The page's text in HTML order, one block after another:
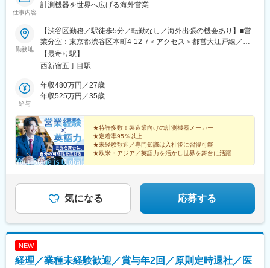
仕事内容
計測機器を世界へ広げる海外営業
勤務地
【渋谷区勤務／駅徒歩5分／転勤なし／海外出張の機会あり】■営
業分室：東京都渋谷区本町4-12-7＜アクセス＞都営大江戸線／西
新宿五丁目駅より徒歩5分京王電鉄京王線／初台駅より徒歩14分※
受動喫煙対策：屋内全面禁煙＝＝海外出張のチャンスも＝＝中
地への出張機会があります。各地の代理店やお客さま先を訪問す
るため、グローバルな環境で経験を積めます。
【最寄り駅】
西新宿五丁目駅
給与
年収480万円／27歳
年収525万円／35歳
★特許多数！製造業向けの計測機器メーカー
★定着率95％以上
★未経験歓迎／専門知識は入社後に習得可能
★欧米・アジア／英語力を活かし世界を舞台に活躍
気になる 応募する
NEW
経理／業種未経験歓迎／賞与年2回／原則定時退社／医